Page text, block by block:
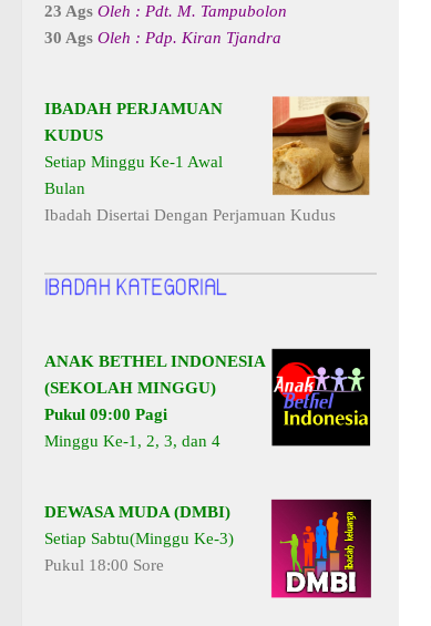
23 Ags Oleh : Pdt. M. Tampubolon
30 Ags Oleh : Pdp. Kiran Tjandra
IBADAH PERJAMUAN
KUDUS
Setiap Minggu Ke-1 Awal
Bulan
Ibadah Disertai Dengan Perjamuan Kudus
ANAK BETHEL INDONESIA
(SEKOLAH MINGGU)
Pukul 09:00 Pagi
Minggu Ke-1, 2, 3, dan 4
DEWASA MUDA (DMBI)
Setiap Sabtu(Minggu Ke-3)
Pukul 18:00 Sore